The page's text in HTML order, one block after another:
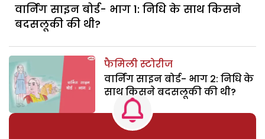
वार्निंग साइन बोर्ड- भाग 1: निधि के साथ किसने
बदसलूकी की थी?
फैमिली स्टोरीज
वार्निंग साइन बोर्ड- भाग 2: निधि के
साथ किसने बदसलूकी की थी?